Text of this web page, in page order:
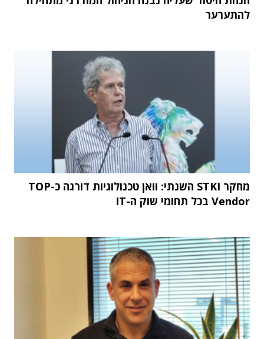
להתערער
מחקר STKI השנתי: וואן טכנולוגיות דורגה כ-TOP
Vendor בכל תחומי שוק ה-IT